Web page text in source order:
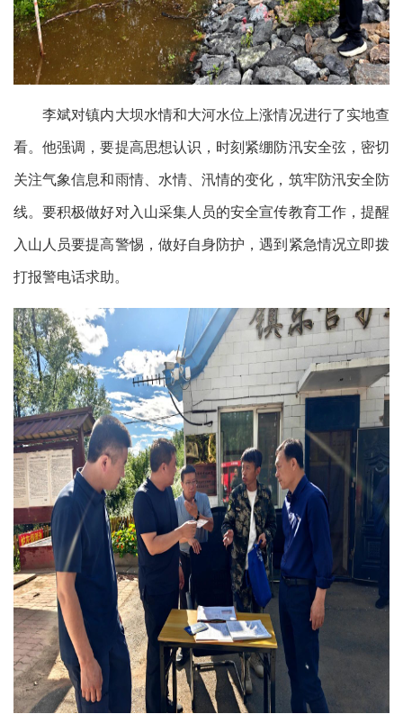
李斌对镇内大坝水情和大河水位上涨情况进行了实地查
看。他强调，要提高思想认识，时刻紧绷防汛安全弦，密切
关注气象信息和雨情、水情、汛情的变化，筑牢防汛安全防
线。要积极做好对入山采集人员的安全宣传教育工作，提醒
入山人员要提高警惕，做好自身防护，遇到紧急情况立即拨
打报警电话求助。